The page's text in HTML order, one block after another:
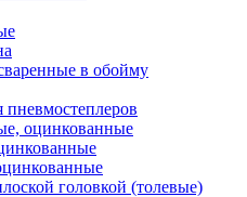
в обойму
оцинкованные
головкой (толевые)